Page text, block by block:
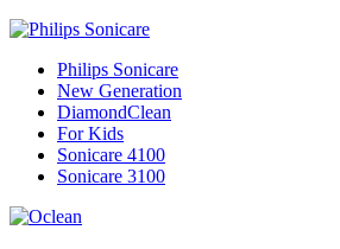
Philips Sonicare
New Generation
DiamondClean
For Kids
Sonicare 4100
Sonicare 3100